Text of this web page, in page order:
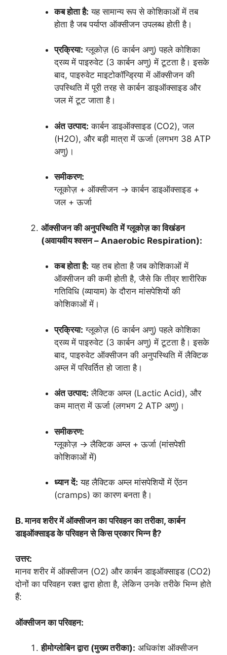
कब होता है: यह सामान्य रूप से कोशिकाओं में तब
होता है जब पर्याप्त ऑक्सीजन उपलब्ध होती है।
प्रक्रिया: ग्लूकोज़ (6 कार्बन अणु) पहले कोशिका
द्रव्य में पाइरुवेट (3 कार्बन अणु) में टूटता है। इसके
बाद, पाइरुवेट माइटोकॉन्ड्रिया में ऑक्सीजन की
उपस्थिति में पूरी तरह से कार्बन डाइऑक्साइड और
जल में टूट जाता है।
अंत उत्पाद: कार्बन डाइऑक्साइड (CO2), जल
(H2O), और बड़ी मात्रा में ऊर्जा (लगभग 38 ATP
अणु)।
समीकरण:
ग्लूकोज़ + ऑक्सीजन → कार्बन डाइऑक्साइड +
जल + ऊर्जा
ऑक्सीजन की अनुपस्थिति में ग्लूकोज़ का विखंडन
(अवायवीय श्वसन – Anaerobic Respiration):
कब होता है: यह तब होता है जब कोशिकाओं में
ऑक्सीजन की कमी होती है, जैसे कि तीव्र शारीरिक
गतिविधि (व्यायाम) के दौरान मांसपेशियों की
कोशिकाओं में।
प्रक्रिया: ग्लूकोज़ (6 कार्बन अणु) पहले कोशिका
द्रव्य में पाइरुवेट (3 कार्बन अणु) में टूटता है। इसके
बाद, पाइरुवेट ऑक्सीजन की अनुपस्थिति में लैक्टिक
अम्ल में परिवर्तित हो जाता है।
अंत उत्पाद: लैक्टिक अम्ल (Lactic Acid), और
कम मात्रा में ऊर्जा (लगभग 2 ATP अणु)।
समीकरण:
ग्लूकोज़ → लैक्टिक अम्ल + ऊर्जा (मांसपेशी
कोशिकाओं में)
ध्यान दें: यह लैक्टिक अम्ल मांसपेशियों में ऐंठन
(cramps) का कारण बनता है।
B. मानव शरीर में ऑक्सीजन का परिवहन का तरीका, कार्बन
डाइऑक्साइड के परिवहन से किस प्रकार भिन्न है?
उत्तर:
मानव शरीर में ऑक्सीजन (O2) और कार्बन डाइऑक्साइड (CO2)
दोनों का परिवहन रक्त द्वारा होता है, लेकिन उनके तरीके भिन्न होते
हैं:
ऑक्सीजन का परिवहन:
हीमोग्लोबिन द्वारा (मुख्य तरीका): अधिकांश ऑक्सीजन